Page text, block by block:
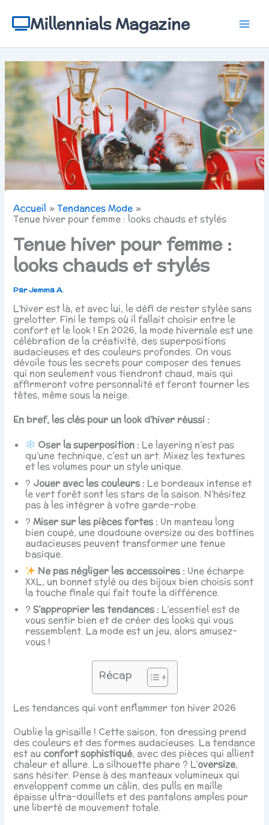
contenuMillennials Magazine
Accueil
Tendances Mode
Tenue hiver pour femme : looks chauds et stylés
Tenue hiver pour femme :
looks chauds et stylés
ParJemma A.
L’hiver est là, et avec lui, le défi de rester stylée sans
grelotter. Fini le temps où il fallait choisir entre le
confort et le look ! En 2026, la mode hivernale est une
célébration de la créativité, des superpositions
audacieuses et des couleurs profondes. On vous
dévoile tous les secrets pour composer des tenues
qui non seulement vous tiendront chaud, mais qui
affirmeront votre personnalité et feront tourner les
têtes, même sous la neige.
En bref, les clés pour un look d’hiver réussi :
Oser la superposition : Le layering n’est pas
qu’une technique, c’est un art. Mixez les textures
et les volumes pour un style unique.
? Jouer avec les couleurs : Le bordeaux intense et
le vert forêt sont les stars de la saison. N’hésitez
pas à les intégrer à votre garde-robe.
?Miser sur les pièces fortes : Un manteau long
bien coupé, une doudoune oversize ou des bottines
audacieuses peuvent transformer une tenue
basique.
Ne pas négliger les accessoires : Une écharpe
XXL, un bonnet stylé ou des bijoux bien choisis sont
la touche finale qui fait toute la différence.
?S’approprier les tendances : L’essentiel est de
vous sentir bien et de créer des looks qui vous
ressemblent. La mode est un jeu, alors amusez-
vous !
Récap
Les tendances qui vont enflammer ton hiver 2026
Oublie la grisaille ! Cette saison, ton dressing prend
des couleurs et des formes audacieuses. La tendance
est au confort sophistiqué, avec des pièces qui allient
chaleur et allure. La silhouette phare ? L’oversize,
sans hésiter. Pense à des manteaux volumineux qui
enveloppent comme un câlin, des pulls en maille
épaisse ultra-douillets et des pantalons amples pour
une liberté de mouvement totale.